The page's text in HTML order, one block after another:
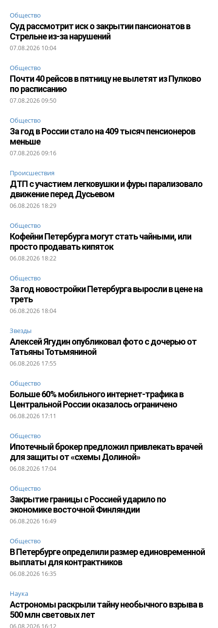
Общество
Суд рассмотрит иск о закрытии пансионатов в
Стрельне из-за нарушений
07.08.2026 10:04
Общество
Почти 40 рейсов в пятницу не вылетят из Пулково
по расписанию
07.08.2026 09:50
Общество
За год в России стало на 409 тысяч пенсионеров
меньше
07.08.2026 09:16
Происшествия
ДТП с участием легковушки и фуры парализовало
движение перед Дусьевом
06.08.2026 18:29
Общество
Кофейни Петербурга могут стать чайными, или
просто продавать кипяток
06.08.2026 18:22
Общество
За год новостройки Петербурга выросли в цене на
треть
06.08.2026 18:04
Звезды
Алексей Ягудин опубликовал фото с дочерью от
Татьяны Тотьмяниной
06.08.2026 17:55
Общество
Больше 60% мобильного интернет-трафика в
Центральной России оказалось ограничено
06.08.2026 17:11
Общество
Ипотечный брокер предложил привлекать врачей
для защиты от «схемы Долиной»
06.08.2026 17:04
Общество
Закрытие границы с Россией ударило по
экономике восточной Финляндии
06.08.2026 16:49
Общество
В Петербурге определили размер единовременной
выплаты для контрактников
06.08.2026 16:35
Наука
Астрономы раскрыли тайну необычного взрыва в
500 млн световых лет
06.08.2026 16:12